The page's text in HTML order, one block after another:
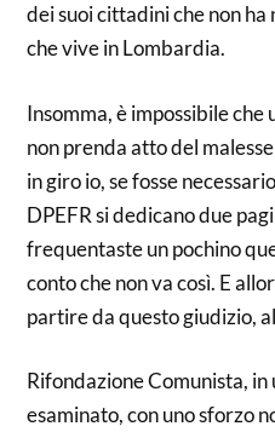
dei suoi cittadini che non
che vive in Lombardia.
Insomma, è impossibile che
non prenda atto del
in giro io, se fosse
DPEFR si dedicano due
frequentaste un pochino
conto che non va così. E
partire da questo giudizio,
Rifondazione Comunista, in
esaminato, con uno sforzo